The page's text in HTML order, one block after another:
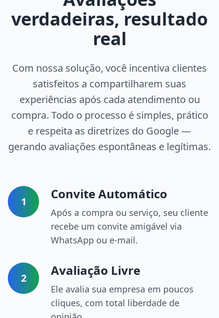
verdadeiras, resultado
real
Com nossa solução, você incentiva clientes
satisfeitos a compartilharem suas
experiências após cada atendimento ou
compra. Todo o processo é simples, prático
e respeita as diretrizes do Google —
gerando avaliações espontâneas e legítimas.
1 Convite Automático
Após a compra ou serviço, seu cliente
recebe um convite amigável via
WhatsApp ou e-mail.
2 Avaliação Livre
Ele avalia sua empresa em poucos
cliques, com total liberdade de